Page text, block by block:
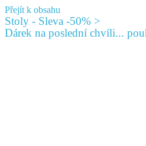
Přejít k obsahu
Stoly - Sleva -50% >
Dárek na poslední chvíli...